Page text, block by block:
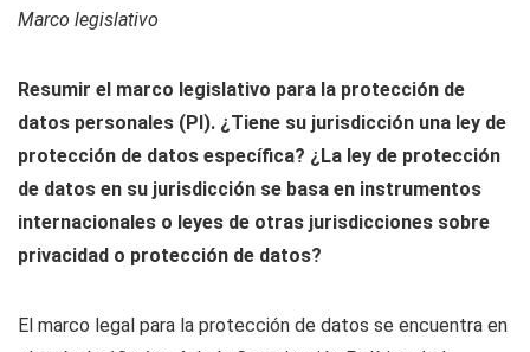
Marco legislativo
Resumir el marco legislativo para la protección de
datos personales (PI). ¿Tiene su jurisdicción una ley de
protección de datos específica? ¿La ley de protección
de datos en su jurisdicción se basa en instrumentos
internacionales o leyes de otras jurisdicciones sobre
privacidad o protección de datos?
El marco legal para la protección de datos se encuentra en